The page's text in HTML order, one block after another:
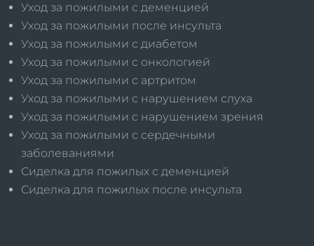
Уход за пожилыми с деменцией
Уход за пожилыми после инсульта
Уход за пожилыми с диабетом
Уход за пожилыми с онкологией
Уход за пожилыми с артритом
Уход за пожилыми с нарушением слуха
Уход за пожилыми с нарушением зрения
Уход за пожилыми с сердечными
заболеваниями
Сиделка для пожилых с деменцией
Сиделка для пожилых после инсульта